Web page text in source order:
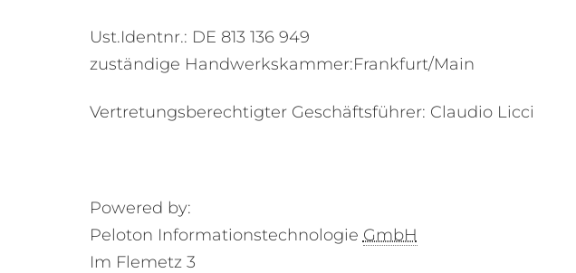
Ust.Identnr.: DE 813 136 949
zuständige Handwerkskammer:Frankfurt/Main
Vertretungsberechtigter Geschäftsführer: Claudio Licci
Powered by:
Peloton Informationstechnologie GmbH
Im Flemetz 3